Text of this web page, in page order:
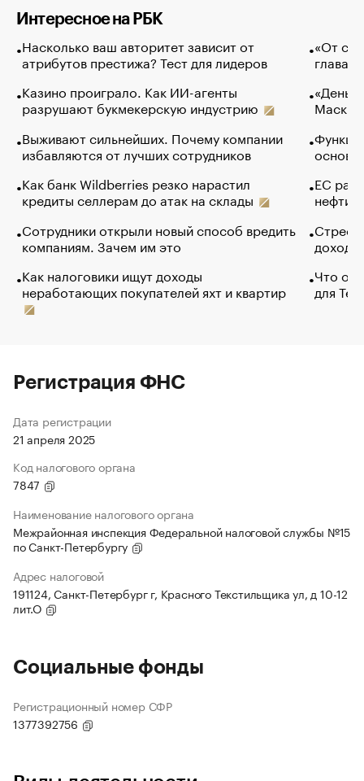
Интересное на РБК
Насколько ваш авторитет зависит от
атрибутов престижа? Тест для лидеров
Казино проиграло. Как ИИ-агенты
разрушают букмекерскую индустрию
Выживают сильнейших. Почему компании
избавляются от лучших сотрудников
Как банк Wildberries резко нарастил
кредиты селлерам до атак на склады
Сотрудники открыли новый способ вредить
компаниям. Зачем им это
Как налоговики ищут доходы
неработающих покупателей яхт и квартир
«От
глава
Маск в
основ
ЕС
нефти
Что
для
Регистрация ФНС
Дата регистрации
21 апреля 2025
Код налогового органа
7847
Наименование налогового органа
Межрайонная инспекция Федеральной налоговой службы №15
по Санкт-Петербургу
Адрес налоговой
191124, Санкт-Петербург г, Красного Текстильщика ул, д 10-12
лит.О
Социальные фонды
Регистрационный номер СФР
1377392756